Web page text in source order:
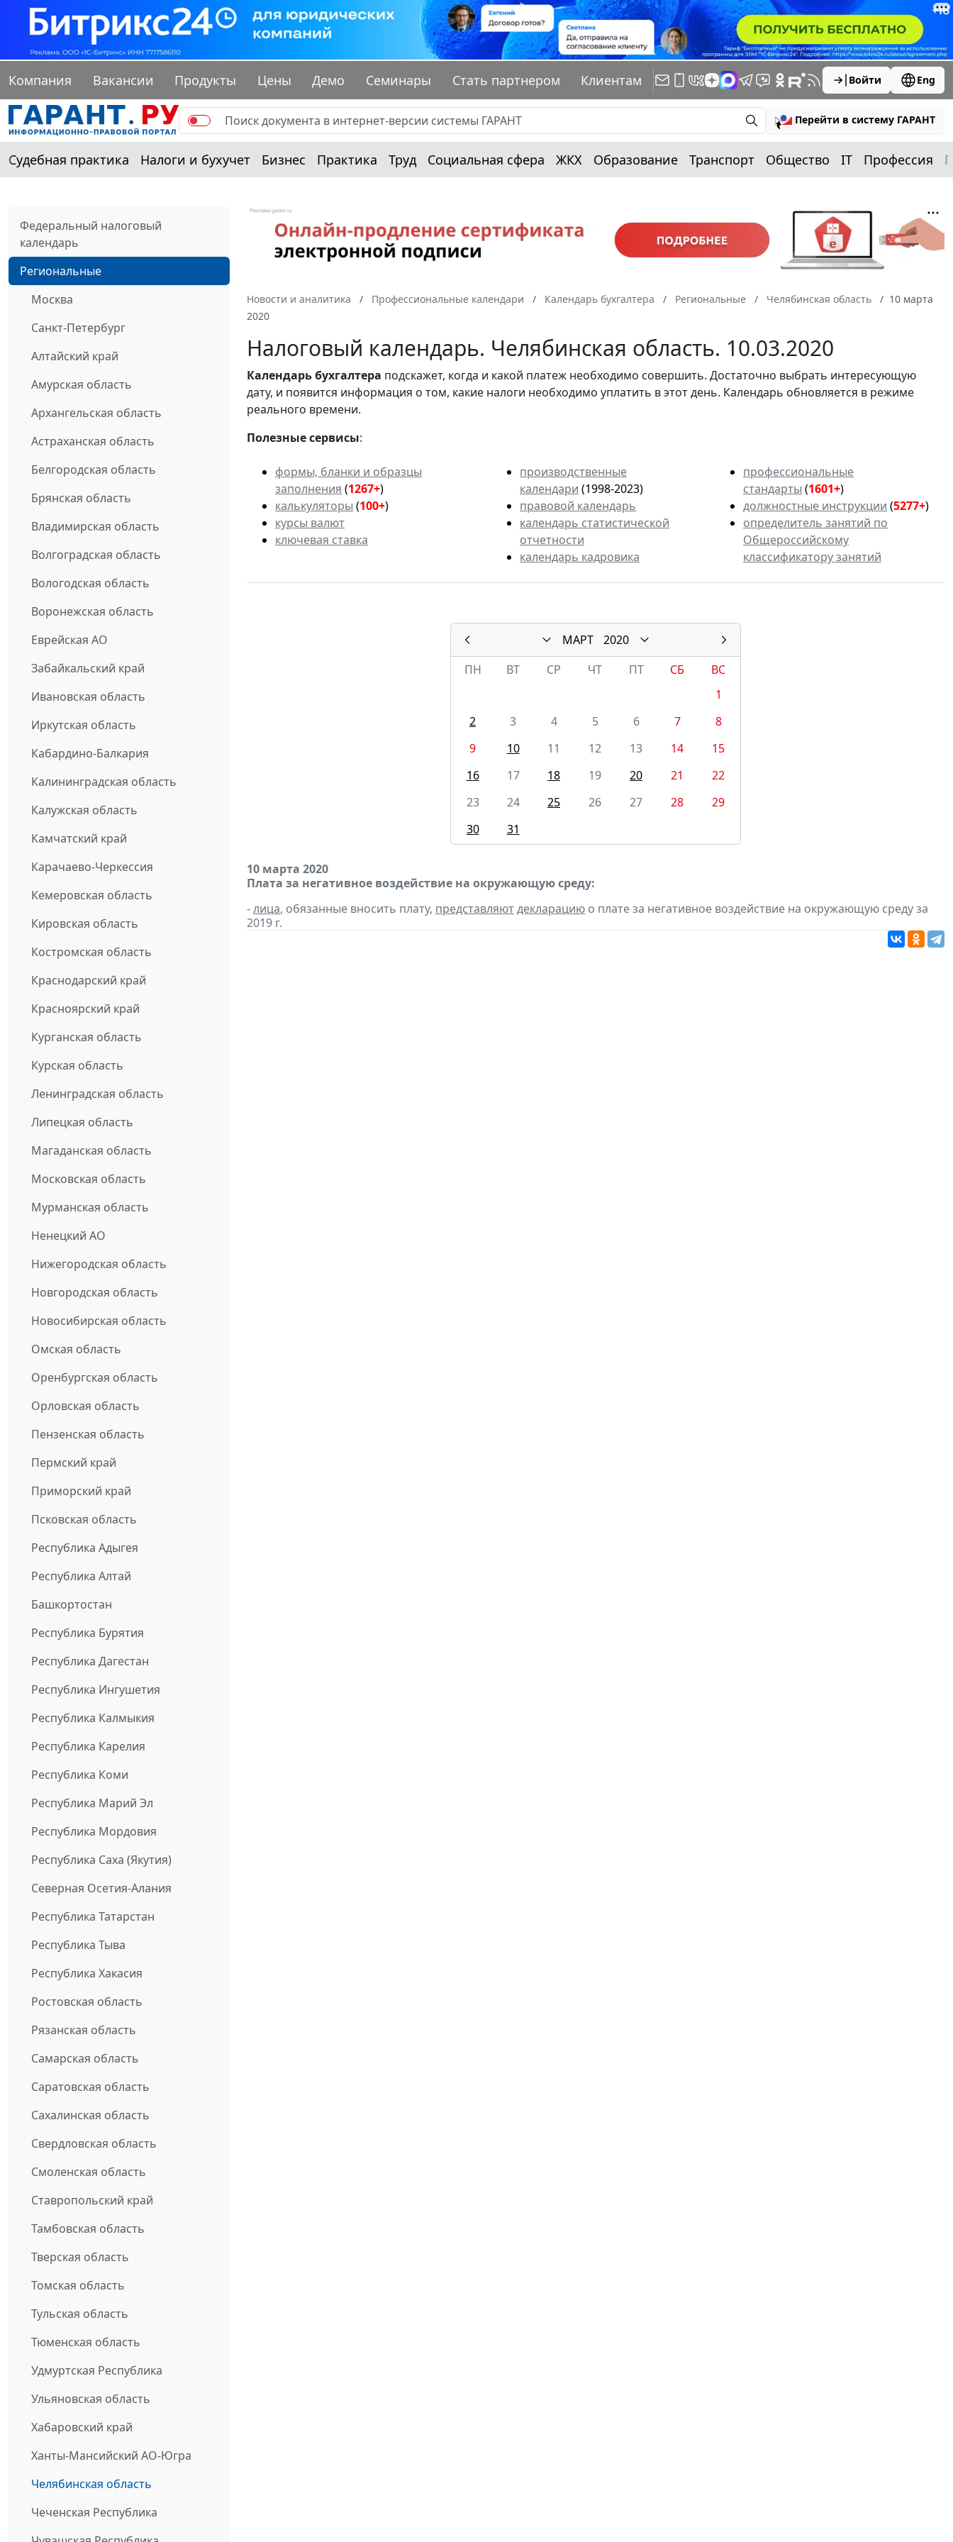
Компания Вакансии Продукты Цены Демо Семинары Стать партнером Клиентам Войти Eng
Перейти в систему ГАРАНТ
Судебная практика Налоги и бухучет Бизнес Практика Труд Социальная сфера ЖКХ Образование Транспорт Общество IT Профессия
Федеральный налоговый
календарь
Региональные
Москва
Санкт-Петербург
Алтайский край
Амурская область
Архангельская область
Астраханская область
Белгородская область
Брянская область
Владимирская область
Волгоградская область
Вологодская область
Воронежская область
Еврейская АО
Забайкальский край
Ивановская область
Иркутская область
Кабардино-Балкария
Калининградская область
Калужская область
Камчатский край
Карачаево-Черкессия
Кемеровская область
Кировская область
Костромская область
Краснодарский край
Красноярский край
Курганская область
Курская область
Ленинградская область
Липецкая область
Магаданская область
Московская область
Мурманская область
Ненецкий АО
Нижегородская область
Новгородская область
Новосибирская область
Омская область
Оренбургская область
Орловская область
Пензенская область
Пермский край
Приморский край
Псковская область
Республика Адыгея
Республика Алтай
Башкортостан
Республика Бурятия
Республика Дагестан
Республика Ингушетия
Республика Калмыкия
Республика Карелия
Республика Коми
Республика Марий Эл
Республика Мордовия
Республика Саха (Якутия)
Северная Осетия-Алания
Республика Татарстан
Республика Тыва
Республика Хакасия
Ростовская область
Рязанская область
Самарская область
Саратовская область
Сахалинская область
Свердловская область
Смоленская область
Ставропольский край
Тамбовская область
Тверская область
Томская область
Тульская область
Тюменская область
Удмуртская Республика
Ульяновская область
Хабаровский край
Ханты-Мансийский АО-Югра
Челябинская область
Чеченская Республика
Новости и аналитика Профессиональные календари Календарь бухгалтера Региональные Челябинская область
10 марта
2020
Налоговый календарь. Челябинская область. 10.03.2020
Календарьбухгалтера подскажет, когда и какой платеж необходимо совершить. Достаточно выбрать интересующую
дату, и появится информация о том, какие налоги необходимо уплатить в этот день. Календарь обновляется в режиме
реального времени.
Полезные сервисы:
формы, бланки и образцы
заполнения (1267+)
калькуляторы (100+)
курсы валют
ключевая ставка
производственные
календари (1998-2023)
правовой календарь
календарь статистической
отчетности
календарь кадровика
профессиональные
стандарты (1601+)
должностные инструкции (5277+)
определитель занятий по
Общероссийскому
классификатору занятий
МАРТ
2020
ПН
ВТ СР ЧТ ПТ СБ
ВС
1
2
3 4 5 6 7
8
9
10 11 12 13 14
15
16
17 18 19 20 21
22
23
24 25 26 27 28
29
30
31
10 марта 2020
Плата за негативное воздействие на окружающую среду:
-лица, обязанные вносить плату, представляютдекларацию о плате за негативное воздействие на окружающую среду за
2019 г.